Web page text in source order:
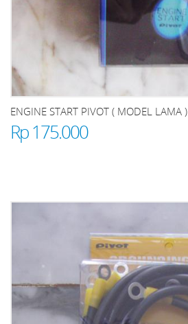
ENGINE START PIVOT ( MODEL LAMA )
Rp 175.000